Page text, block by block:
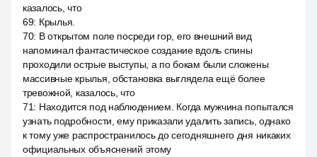
казалось, что
69: Крылья.
70: В открытом поле посреди гор, его внешний вид
напоминал фантастическое создание вдоль спины
проходили острые выступы, а по бокам были сложены
массивные крылья, обстановка выглядела ещё более
тревожной, казалось, что
71: Находится под наблюдением. Когда мужчина попытался
узнать подробности, ему приказали удалить запись, однако
к тому уже распространилось до сегодняшнего дня никаких
официальных объяснений этому